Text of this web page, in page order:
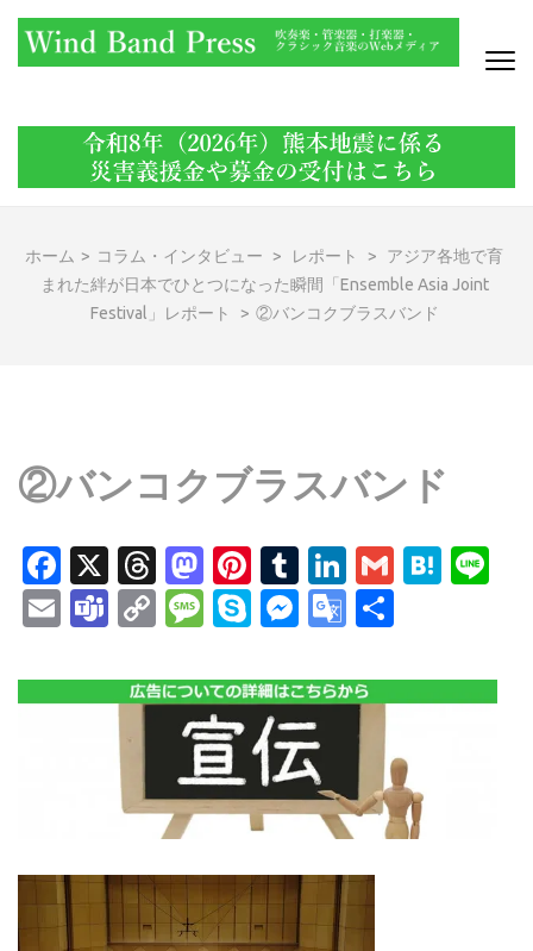
(Enter
ホーム > コラム・インタビュー > レポート >
アジア各地で育
まれた絆が日本でひとつになった瞬間「Ensemble Asia Joint
Festival」レポート
> ②バンコクブラスバンド
②バンコクブラスバンド
Facebook
X Threads
Mastodon
Pinterest
Tumblr
LinkedIn
Gmail
EmailTeams
CopyMessage
SkypeMessenger
Google